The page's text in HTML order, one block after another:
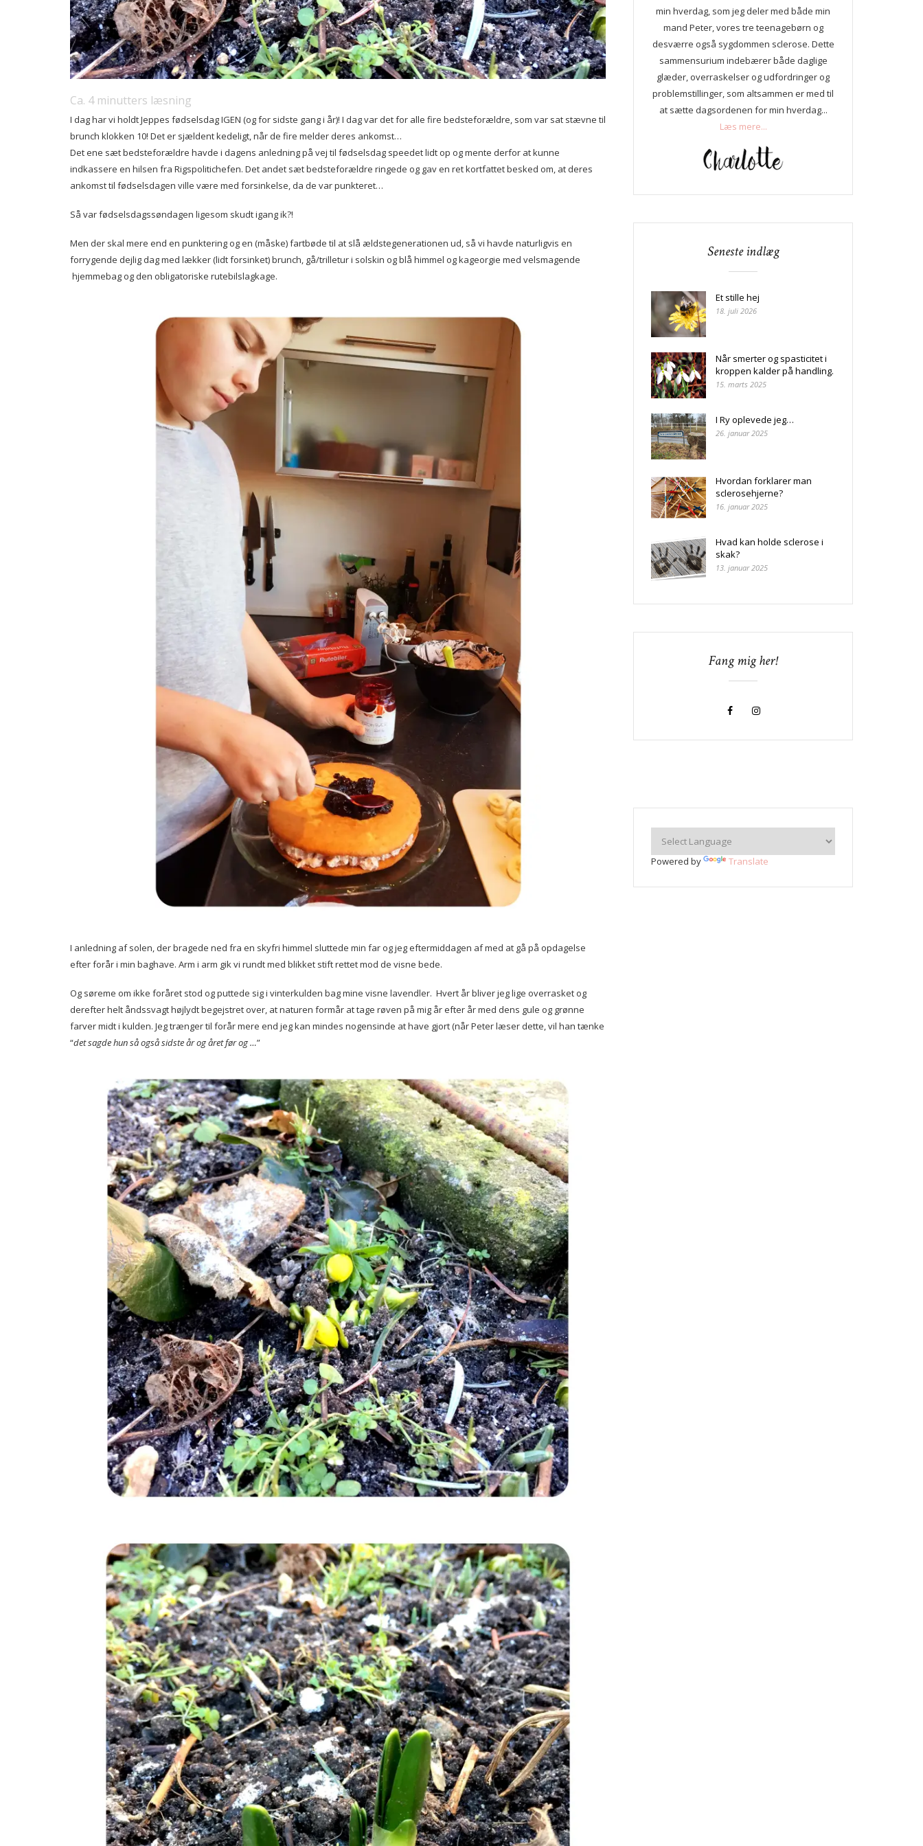
Ca. 4minutters læsning
I dag har vi holdt Jeppes fødselsdag IGEN (og for sidste gang i år)! I dag var det for alle fire bedsteforældre, som var sat stævne til
brunch klokken 10! Det er sjældent kedeligt, når de fire melder deres ankomst…
Det ene sæt bedsteforældre havde i dagens anledning på vej til fødselsdag speedet lidt op og mente derfor at kunne
indkassere en hilsen fra Rigspolitichefen. Det andet sæt bedsteforældre ringede og gav en ret kortfattet besked om, at deres
ankomst til fødselsdagen ville være med forsinkelse, da de var punkteret…
Så var fødselsdagssøndagen ligesom skudt igang ik?!
Men der skal mere end en punktering og en (måske) fartbøde til at slå ældstegenerationen ud, så vi havde naturligvis en
forrygende dejlig dag med lækker (lidt forsinket) brunch, gå/trilletur i solskin og blå himmel og kageorgie med velsmagende
hjemmebag og den obligatoriske rutebilslagkage.
I anledning af solen, der bragede ned fra en skyfri himmel sluttede min far og jeg eftermiddagen af med at gå på opdagelse
efter forår i min baghave. Arm i arm gik vi rundt med blikket stift rettet mod de visne bede.
Og søreme om ikke foråret stod og puttede sig i vinterkulden bag mine visne lavendler. Hvert år bliver jeg lige overrasket og
derefter helt åndssvagt højlydt begejstret over, at naturen formår at tage røven på mig år efter år med dens gule og grønne
farver midt i kulden. Jeg trænger til forår mere end jeg kan mindes nogensinde at have gjort (når Peter læser dette, vil han tænke
“det sagde hun så også sidste år og året før og …”
min hverdag, som jeg deler med både min
mand Peter, vores tre teenagebørn og
desværre også sygdommen sclerose. Dette
sammensurium indebærer både daglige
glæder, overraskelser og udfordringer og
problemstillinger, som altsammen er med til
at sætte dagsordenen for min hverdag...
Læs mere...
Seneste indlæg
Et stille hej
18. juli 2026
Når smerter og spasticitet i
kroppen kalder på handling.
15. marts 2025
I Ry oplevede jeg…
26. januar 2025
Hvordan forklarer man
sclerosehjerne?
16. januar 2025
Hvad kan holde sclerose i
skak?
13. januar 2025
Fang mig her!
Powered by Translate